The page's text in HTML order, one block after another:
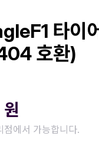
타
호환)
원
에서 가능합니다.